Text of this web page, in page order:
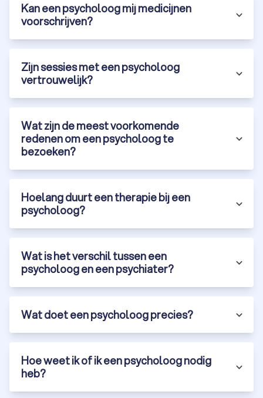
Kan een psycholoog mij medicijnen
voorschrijven?
Zijn sessies met een psycholoog
vertrouwelijk?
Wat zijn de meest voorkomende
redenen om een psycholoog te
bezoeken?
Hoelang duurt een therapie bij een
psycholoog?
Wat is het verschil tussen een
psycholoog en een psychiater?
Wat doet een psycholoog precies?
Hoe weet ik of ik een psycholoog nodig
heb?